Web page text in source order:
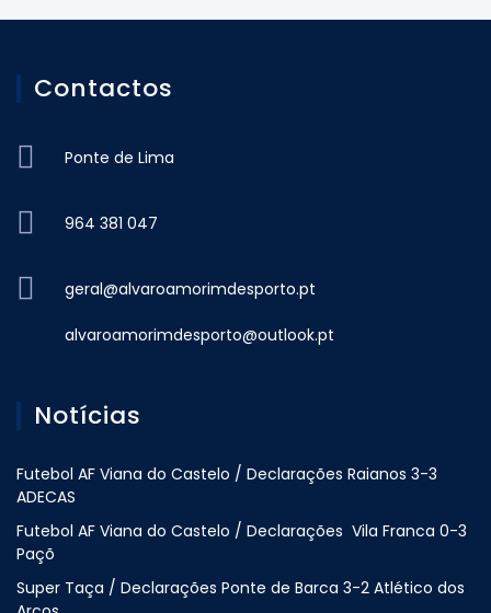
Contactos
Ponte de Lima
964 381 047
geral@alvaroamorimdesporto.pt
alvaroamorimdesporto@outlook.pt
Notícias
Futebol AF Viana do Castelo / Declarações Raianos 3-3
ADECAS
Futebol AF Viana do Castelo / Declarações Vila Franca 0-3
Paçõ
Super Taça / Declarações Ponte de Barca 3-2 Atlético dos